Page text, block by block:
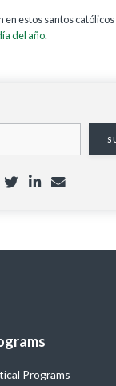
estos santos
del año.
Programs